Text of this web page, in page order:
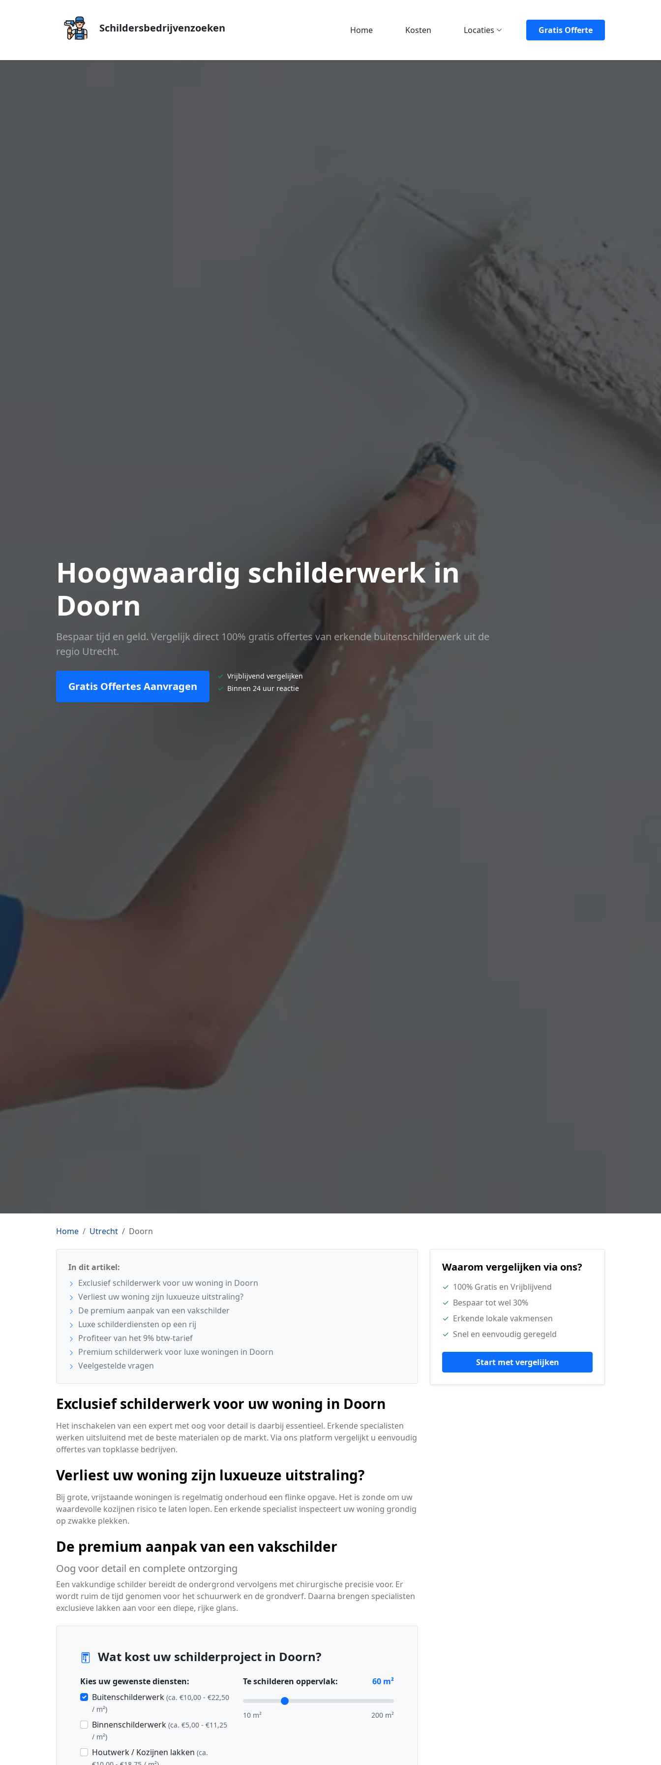
Schildersbedrijvenzoeken Home Kosten Locaties Gratis Offerte
Hoogwaardig schilderwerk in
Doorn
Bespaar tijd en geld. Vergelijk direct 100% gratis offertes van erkende buitenschilderwerk uit de
regio Utrecht.
Gratis Offertes Aanvragen
✓ Vrijblijvend vergelijken
✓ Binnen 24 uur reactie
Home Utrecht Doorn
In dit artikel:
Exclusief schilderwerk voor uw woning in Doorn
Verliest uw woning zijn luxueuze uitstraling?
De premium aanpak van een vakschilder
Luxe schilderdiensten op een rij
Profiteer van het 9% btw-tarief
Premium schilderwerk voor luxe woningen in Doorn
Veelgestelde vragen
Exclusief schilderwerk voor uw woning in Doorn
Het inschakelen van een expert met oog voor detail is daarbij essentieel. Erkende specialisten
werken uitsluitend met de beste materialen op de markt. Via ons platform vergelijkt u eenvoudig
offertes van topklasse bedrijven.
Verliest uw woning zijn luxueuze uitstraling?
Bij grote, vrijstaande woningen is regelmatig onderhoud een flinke opgave. Het is zonde om uw
waardevolle kozijnen risico te laten lopen. Een erkende specialist inspecteert uw woning grondig
op zwakke plekken.
De premium aanpak van een vakschilder
Oog voor detail en complete ontzorging
Een vakkundige schilder bereidt de ondergrond vervolgens met chirurgische precisie voor. Er
wordt ruim de tijd genomen voor het schuurwerk en de grondverf. Daarna brengen specialisten
exclusieve lakken aan voor een diepe, rijke glans.
Wat kost uw schilderproject in Doorn?
Kies uw gewenste diensten:
Buitenschilderwerk (ca. €10,00 - €22,50
/ m²)
Binnenschilderwerk (ca. €5,00 - €11,25
/ m²)
Houtwerk / Kozijnen lakken (ca.
Te schilderen oppervlak: 60 m²
10 m² 200 m²
Waarom vergelijken via ons?
✓ 100% Gratis en Vrijblijvend
✓ Bespaar tot wel 30%
✓ Erkende lokale vakmensen
✓ Snel en eenvoudig geregeld
Start met vergelijken